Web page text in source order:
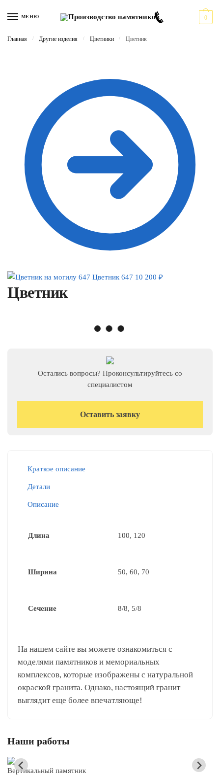
МЕНЮ 0
Главная / Другие изделия / Цветники / Цветник
Цветник 647 10 200 ₽
Цветник
Остались вопросы? Проконсультируйтесь со
специалистом
Оставить заявку
Краткое описание
Детали
Описание
Длина 100, 120
Ширина 50, 60, 70
Сечение 8/8, 5/8
На нашем сайте вы можете ознакомиться с
моделями памятников и мемориальных
комплексов, которые изображены с натуральной
окраской гранита. Однако, настоящий гранит
выглядит еще более впечатляюще!
Наши работы
Вертикальный памятник